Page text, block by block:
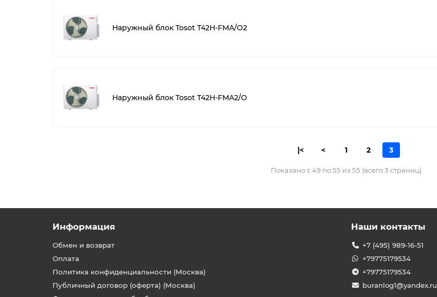
Наружный блок Tosot T42H-FMA/O2
Наружный блок Tosot T42H-FMA2/O
|< < 1 2 3
Показано с 49 по 55 из 55 (всего 3 страниц)
Информация
Обмен и возврат
Оплата
Политика конфиденциальности (Москва)
Публичный договор (оферта) (Москва)
Наши контакты
+7 (495) 989-16-51
+79775179534
+79775179534
buranlog1@yandex.ru